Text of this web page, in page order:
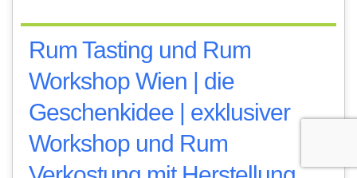
Rum Tasting und Rum
Workshop Wien | die
Geschenkidee | exklusiver
Workshop und Rum